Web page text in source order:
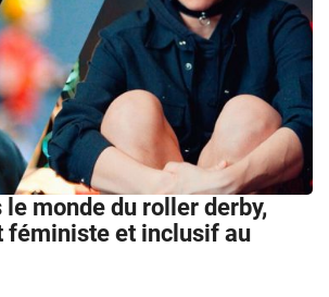
le monde du roller derby,
féministe et inclusif au